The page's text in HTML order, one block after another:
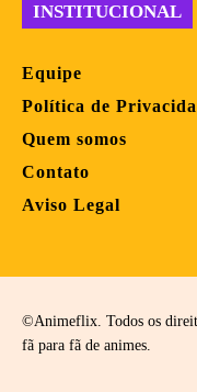
INSTITUCIONAL
Equipe
Política de
Quem somos
Contato
Aviso Legal
©Animeflix. Todos os
fã para fã de animes.